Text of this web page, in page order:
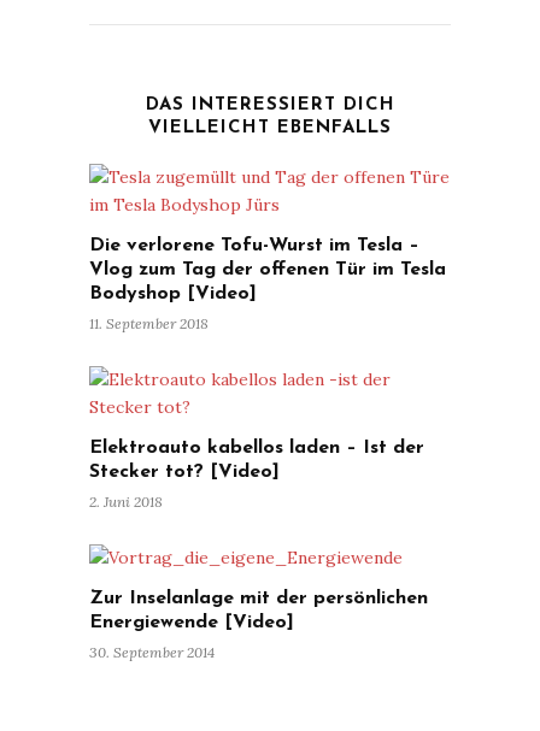
DAS INTERESSIERT DICH
VIELLEICHT EBENFALLS
Die verlorene Tofu-Wurst im Tesla –
Vlog zum Tag der offenen Tür im Tesla
Bodyshop [Video]
11. September 2018
Elektroauto kabellos laden – Ist der
Stecker tot? [Video]
2. Juni 2018
Zur Inselanlage mit der persönlichen
Energiewende [Video]
30. September 2014